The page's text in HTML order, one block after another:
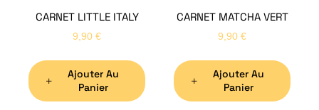
CARNET LITTLE ITALY
9,90 €
Ajouter Au
Panier
CARNET MATCHA VERT
9,90 €
Ajouter Au
Panier